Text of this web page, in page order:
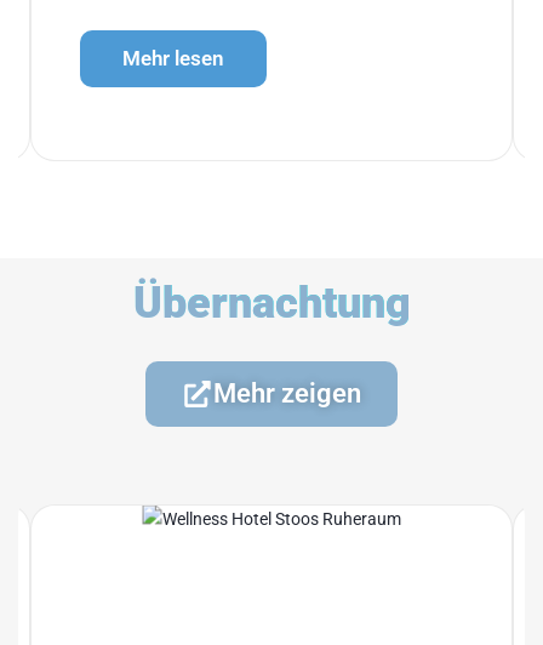
Mehr lesen
Übernachtung
Mehr zeigen